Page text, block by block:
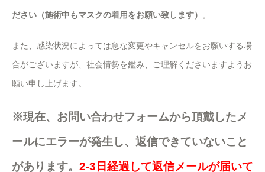
ださい（施術中もマスクの着用をお願い致します） 。
また、感染状況によっては急な変更やキャンセルをお願いする場
合がございますが、社会情勢を鑑み、ご理解くださいますようお
願い申し上げます。
※現在、お問い合わせフォームから頂戴したメ
ールにエラーが発生し、返信できていないこと
があります。 2-3日経過して返信メールが届いて